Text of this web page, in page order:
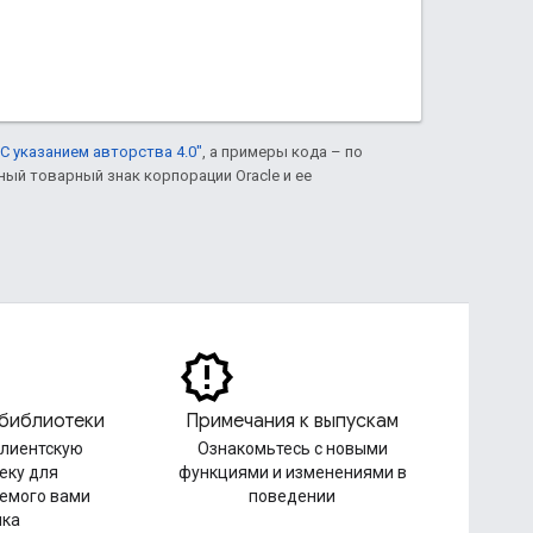
указанием авторства 4.0" , а примеры кода – по
товарный знак корпорации Oracle и ее
для
вами
Примечания к выпускам
Ознакомьтесь с новыми
функциями и изменениями в
поведении